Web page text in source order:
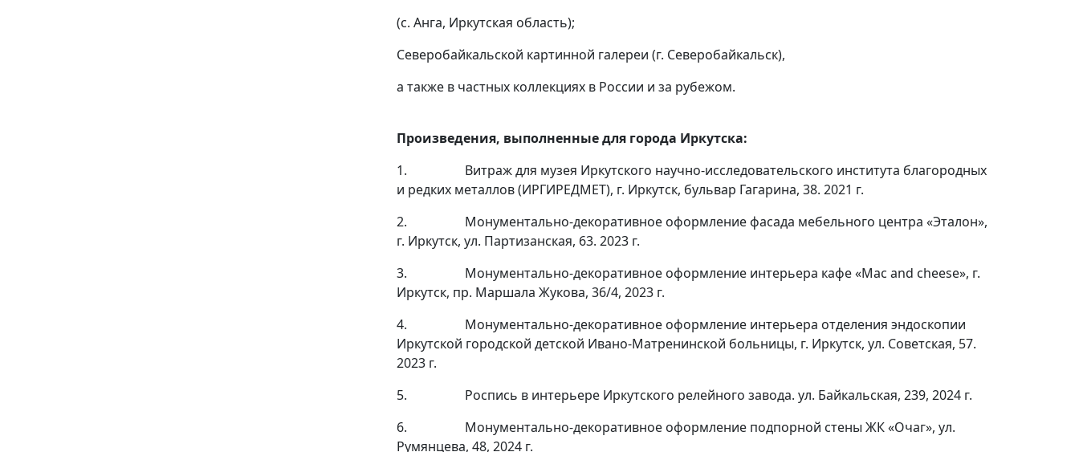
(с. Анга, Иркутская область);
Северобайкальской картинной галереи (г. Северобайкальск),
а также в частных коллекциях в России и за рубежом.
Произведения, выполненные для города Иркутска:
1. Витраж для музея Иркутского научно-исследовательского института благородных
и редких металлов (ИРГИРЕДМЕТ), г. Иркутск, бульвар Гагарина, 38. 2021 г.
2. Монументально-декоративное оформление фасада мебельного центра «Эталон»,
г. Иркутск, ул. Партизанская, 63. 2023 г.
3. Монументально-декоративное оформление интерьера кафе «Mac and cheese», г.
Иркутск, пр. Маршала Жукова, 36/4, 2023 г.
4. Монументально-декоративное оформление интерьера отделения эндоскопии
Иркутской городской детской Ивано-Матренинской больницы, г. Иркутск, ул. Советская, 57.
2023 г.
5. Роспись в интерьере Иркутского релейного завода. ул. Байкальская, 239, 2024 г.
6. Монументально-декоративное оформление подпорной стены ЖК «Очаг», ул.
Румянцева, 48, 2024 г.